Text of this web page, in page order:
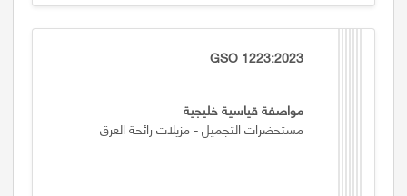
GSO 1223:2023
مواصفة قياسية خليجية
مستحضرات التجميل - مزيلات رائحة العرق